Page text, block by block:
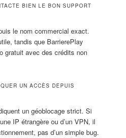
BIEN LE BON SUPPORT
le nom commercial exact.
tandis que BarrierePlay
gratuit avec des crédits non
UN ACCÈS DEPUIS
un géoblocage strict. Si
IP étrangère ou d’un VPN, il
pas d’un simple bug.